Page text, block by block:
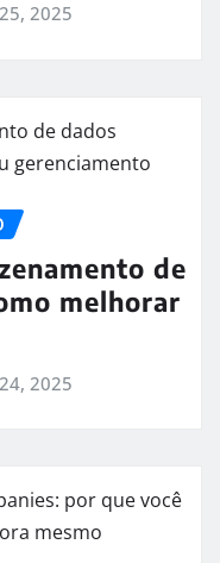
2025
de
melhorar
2025